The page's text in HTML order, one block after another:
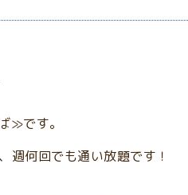
≫です。
週何回でも通い放題です！